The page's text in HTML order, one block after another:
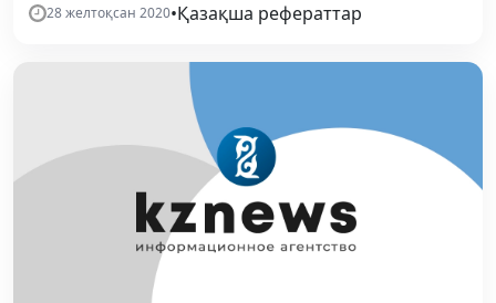
28 желтоқсан 2020•Қазақша рефераттар